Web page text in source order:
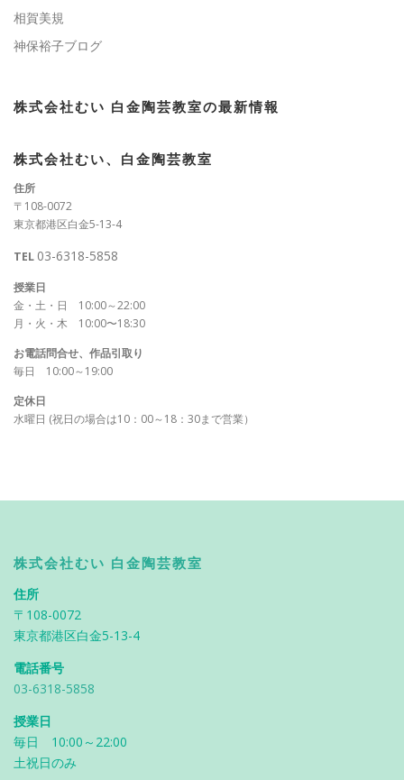
相賀美規
神保裕子ブログ
株式会社むい 白金陶芸教室の最新情報
株式会社むい、白金陶芸教室
住所
〒108-0072
東京都港区白金5-13-4
TEL 03-6318-5858
授業日
金・土・日 10:00～22:00
月・火・木 10:00〜18:30
お電話問合せ、作品引取り
毎日 10:00～19:00
定休日
水曜日 (祝日の場合は10：00～18：30まで営業）
株式会社むい 白金陶芸教室
住所
〒108-0072
東京都港区白金5-13-4
電話番号
03-6318-5858
授業日
毎日 10:00～22:00
土祝日のみ